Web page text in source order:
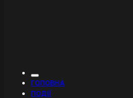
ГОЛОВНА
ПОДІЇ